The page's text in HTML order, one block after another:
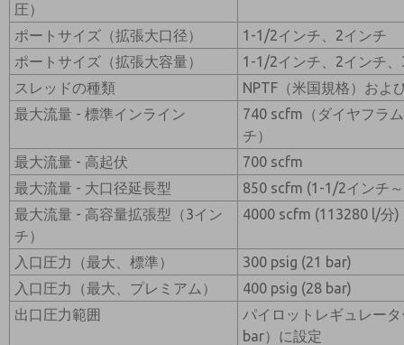
圧）
ポートサイズ（拡張大口径）
1-1/2インチ、2インチ
ポートサイズ（拡張大容量）
1-1/2インチ、2インチ
スレッドの種類
NPTF（米国規格）およ
最大流量 - 標準インライン
740 scfm（ダイヤフラ
チ）
最大流量 - 高起伏
700 scfm
最大流量 - 大口径延長型
850 scfm (1-1/2インチ
最大流量 - 高容量拡張型（3イン
チ）
4000 scfm (113280 l/分)
入口圧力（最大、標準）
300 psig (21 bar)
入口圧力（最大、プレミアム）
400 psig (28 bar)
出口圧力範囲
パイロットレギュレー
bar）に設定